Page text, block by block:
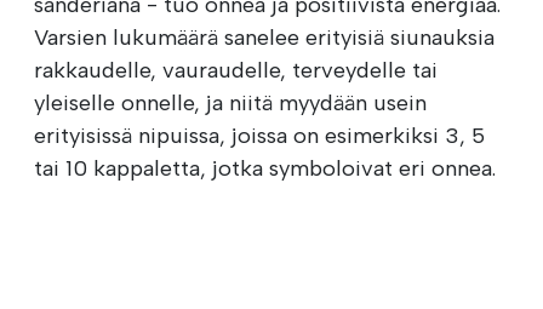
Varsien lukumäärä sanelee erityisiä siunauksia
rakkaudelle, vauraudelle, terveydelle tai
yleiselle onnelle, ja niitä myydään usein
erityisissä nipuissa, joissa on esimerkiksi 3, 5
tai 10 kappaletta, jotka symboloivat eri onnea.